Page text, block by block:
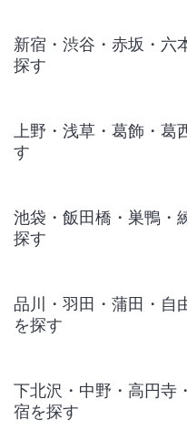
新宿・渋谷・赤坂・六
探す
上野・浅草・葛飾・
す
池袋・飯田橋・巣鴨・
探す
品川・羽田・蒲田・自
を探す
下北沢・中野・高円寺
宿を探す